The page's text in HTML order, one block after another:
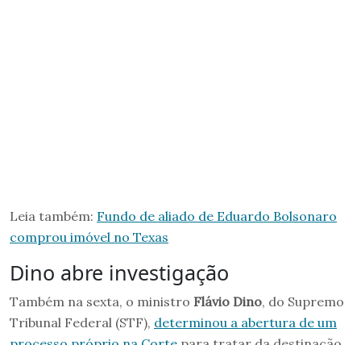
Leia também: Fundo de aliado de Eduardo Bolsonaro
comprou imóvel no Texas
Dino abre investigação
Também na sexta, o ministro Flávio Dino, do Supremo
Tribunal Federal (STF), determinou a abertura de um